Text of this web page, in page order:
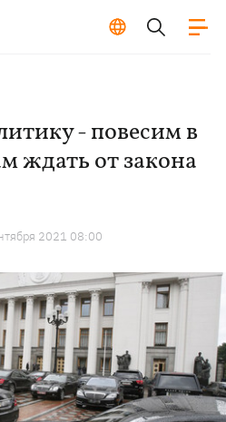
- повесим в
ждать от закона
2021 08:00